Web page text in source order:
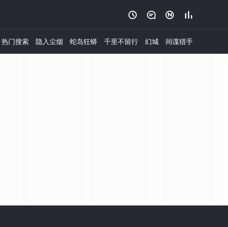
   
热门搜索 隐入尘烟 蛇岛狂蟒 千里不留行 幻城 间谍猎手